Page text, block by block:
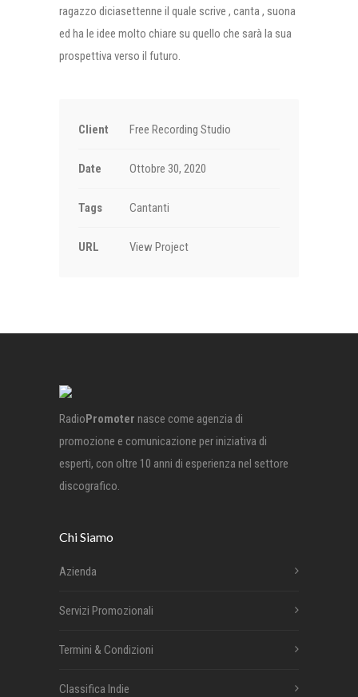
ragazzo diciasettenne il quale scrive , canta , suona
ed ha le idee molto chiare su quello che sarà la sua
prospettiva verso il futuro.
Client Free Recording Studio
Date Ottobre 30, 2020
Tags Cantanti
URL View Project
RadioPromoter nasce come agenzia di
promozione e comunicazione per iniziativa di
esperti, con oltre 10 anni di esperienza nel settore
discografico.
Chi Siamo
Azienda
Servizi Promozionali
Termini & Condizioni
Classifica Indie